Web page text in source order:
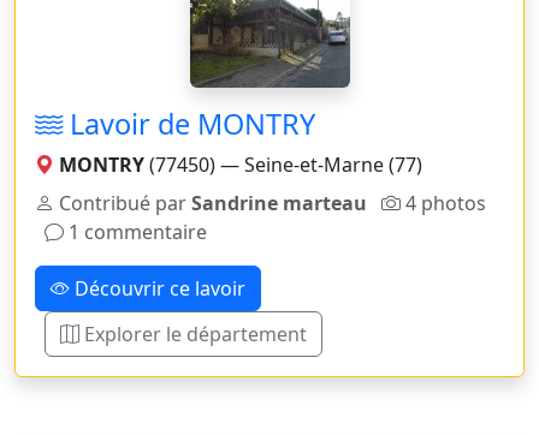
Lavoir de MONTRY
MONTRY(77450) — Seine-et-Marne (77)
Contribué parSandrine marteau
4 photos
1 commentaire
Découvrir ce lavoir
Explorer le département